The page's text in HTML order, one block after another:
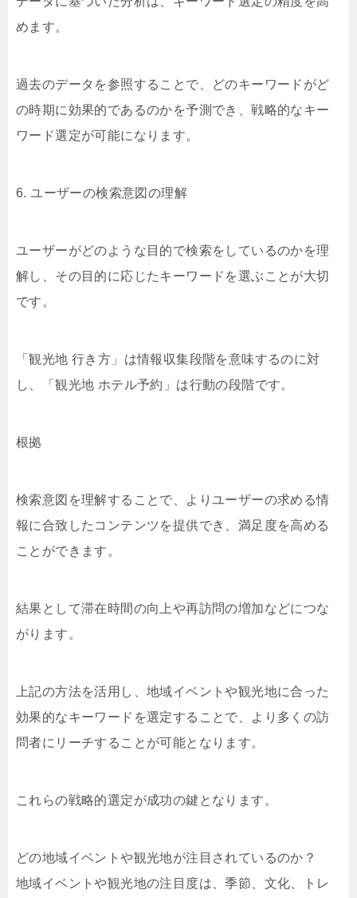
めます。
過去のデータを参照することで、どのキーワードがど
の時期に効果的であるのかを予測でき、戦略的なキー
ワード選定が可能になります。
6. ユーザーの検索意図の理解
ユーザーがどのような目的で検索をしているのかを理
解し、その目的に応じたキーワードを選ぶことが大切
です。
「観光地 行き方」は情報収集段階を意味するのに対
し、「観光地 ホテル予約」は行動の段階です。
根拠
検索意図を理解することで、よりユーザーの求める情
報に合致したコンテンツを提供でき、満足度を高める
ことができます。
結果として滞在時間の向上や再訪問の増加などにつな
がります。
上記の方法を活用し、地域イベントや観光地に合った
効果的なキーワードを選定することで、より多くの訪
問者にリーチすることが可能となります。
これらの戦略的選定が成功の鍵となります。
どの地域イベントや観光地が注目されているのか？
地域イベントや観光地の注目度は、季節、文化、トレ